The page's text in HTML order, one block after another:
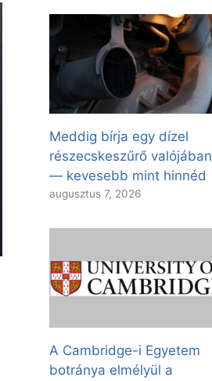
Meddig bírja egy dízel
részecskeszűrő valójában
— kevesebb mint hinnéd
augusztus 7, 2026
A Cambridge-i Egyetem
botránya elmélyül a